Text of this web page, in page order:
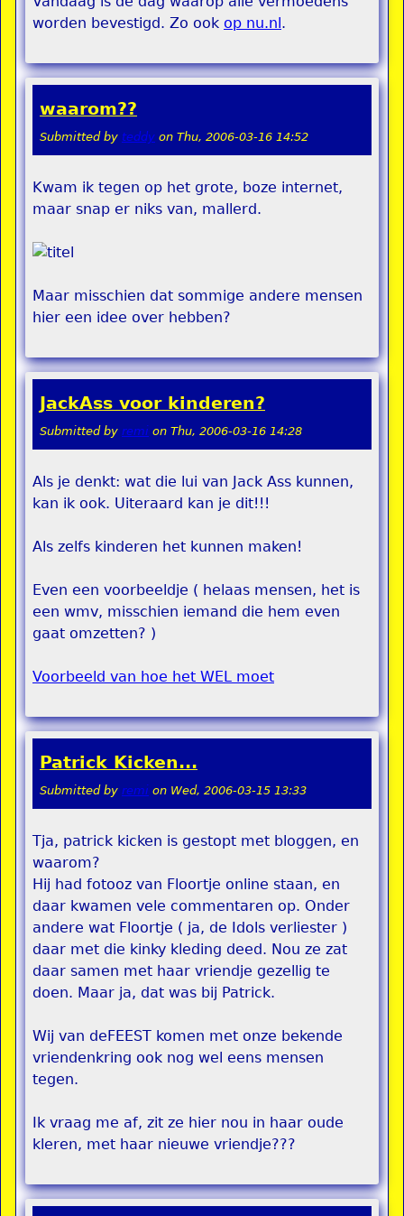
worden bevestigd. Zo ook op nu.nl.
waarom??
Submitted by teddy on Thu, 2006-03-16 14:52
Kwam ik tegen op het grote, boze internet,
maar snap er niks van, mallerd.
Maar misschien dat sommige andere mensen
hier een idee over hebben?
JackAss voor kinderen?
Submitted by remi on Thu, 2006-03-16 14:28
Als je denkt: wat die lui van Jack Ass kunnen,
kan ik ook. Uiteraard kan je dit!!!
Als zelfs kinderen het kunnen maken!
Even een voorbeeldje ( helaas mensen, het is
een wmv, misschien iemand die hem even
gaat omzetten? )
Voorbeeld van hoe het WEL moet
Patrick Kicken...
Submitted by remi on Wed, 2006-03-15 13:33
Tja, patrick kicken is gestopt met bloggen, en
waarom?
Hij had fotooz van Floortje online staan, en
daar kwamen vele commentaren op. Onder
andere wat Floortje ( ja, de Idols verliester )
daar met die kinky kleding deed. Nou ze zat
daar samen met haar vriendje gezellig te
doen. Maar ja, dat was bij Patrick.
Wij van deFEEST komen met onze bekende
vriendenkring ook nog wel eens mensen
tegen.
Ik vraag me af, zit ze hier nou in haar oude
kleren, met haar nieuwe vriendje???